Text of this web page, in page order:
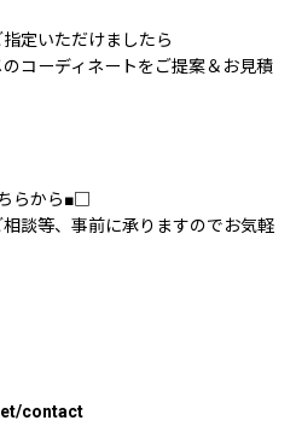
定いただけましたら
コーディネートをご提案＆お見積
らから■□
談等、事前に承りますのでお気軽
contact